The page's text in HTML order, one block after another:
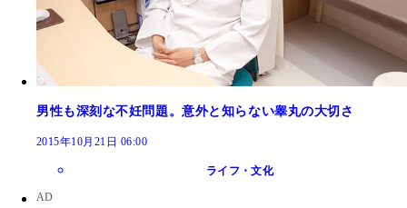
男性も深刻な不妊問題。意外と知らない睾丸の大切さ
2015年10月21日 06:00
ライフ・文化